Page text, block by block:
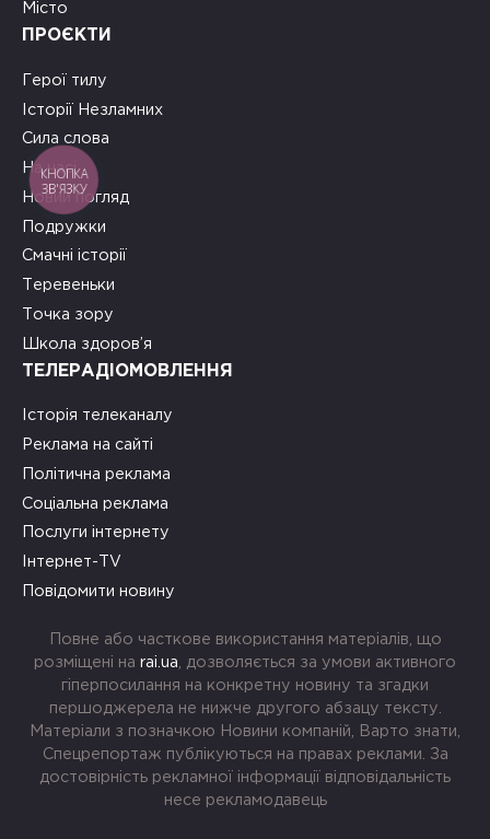
Місто
ПРОЄКТИ
Герої тилу
Історії Незламних
Сила слова
На часі
Новий погляд
Подружки
Смачні історії
Теревеньки
Точка зору
Школа здоров’я
ТЕЛЕРАДІОМОВЛЕННЯ
Історія телеканалу
Реклама на сайті
Політична реклама
Соціальна реклама
Послуги інтернету
Інтернет-TV
Повідомити новину
Повне або часткове використання матеріалів, що
розміщені на rai.ua , дозволяється за умови активного
гіперпосилання на конкретну новину та згадки
першоджерела не нижче другого абзацу тексту.
Матеріали з позначкою Новини компаній, Варто знати,
Спецрепортаж публікуються на правах реклами. За
достовірність рекламної інформації відповідальність
несе рекламодавець
КНОПКА
ЗВ'ЯЗКУ